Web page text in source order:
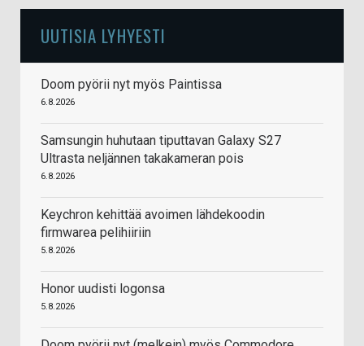
UUTISIA LYHYESTI
Doom pyörii nyt myös Paintissa
6.8.2026
Samsungin huhutaan tiputtavan Galaxy S27
Ultrasta neljännen takakameran pois
6.8.2026
Keychron kehittää avoimen lähdekoodin
firmwarea pelihiiriin
5.8.2026
Honor uudisti logonsa
5.8.2026